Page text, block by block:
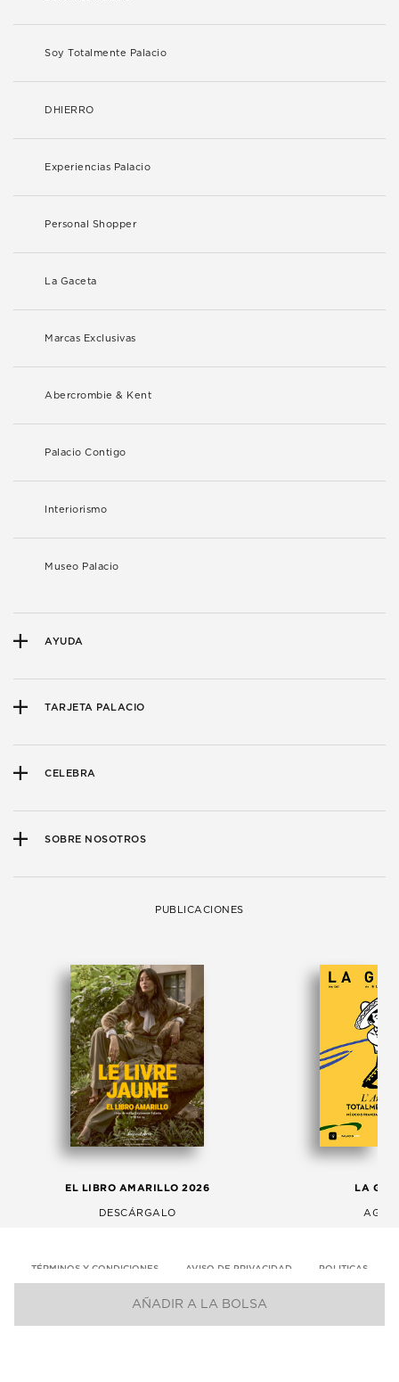
AÑADIR A LA BOLSA
Soy Totalmente Palacio
DHIERRO
Experiencias Palacio
Personal Shopper
La Gaceta
Marcas Exclusivas
Abercrombie & Kent
Palacio Contigo
Interiorismo
Museo Palacio
AYUDA
TARJETA PALACIO
CELEBRA
SOBRE NOSOTROS
PUBLICACIONES
EL LIBRO AMARILLO 2026
DESCÁRGALO
LA
TÉRMINOS Y CONDICIONES AVISO DE PRIVACIDAD POLITICAS